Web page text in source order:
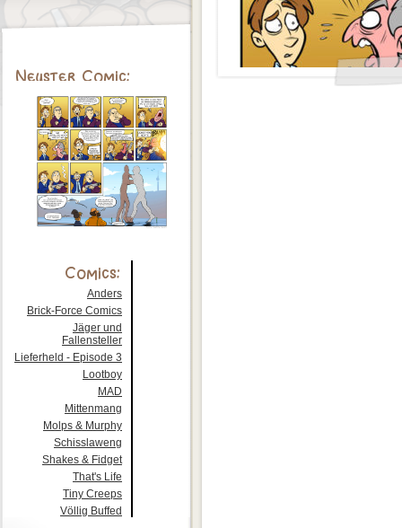
Anders
Brick-Force Comics
Jäger und
Fallensteller
Lieferheld - Episode 3
Lootboy
MAD
Mittenmang
Molps & Murphy
Schisslaweng
Shakes & Fidget
That's Life
Tiny Creeps
Völlig Buffed